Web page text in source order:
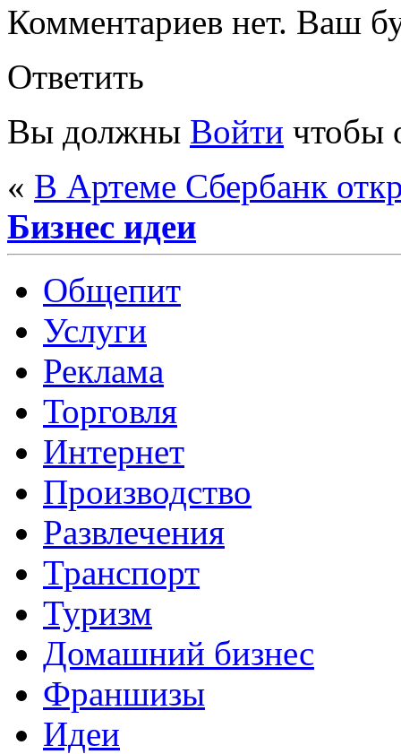
Комментариев нет. Ваш
Ответить
Вы должны Войти чтобы
« В Артеме Сбербанк
Бизнес идеи
Общепит
Услуги
Реклама
Торговля
Интернет
Производство
Развлечения
Транспорт
Туризм
Домашний бизнес
Франшизы
Идеи